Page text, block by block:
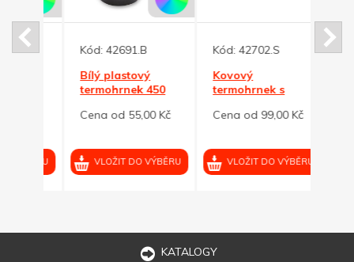
Kód:42691.B
Bílý plastový
termohrnek 450
víčkem
Cena od 55,00 Kč
VLOŽIT DO VÝBĚRU
Kód:42702.S
Kovový
termohrnek s
víčkem
Cena od 99,00 Kč
VLOŽIT DO VÝBĚRU
Kód:
KATALOGY